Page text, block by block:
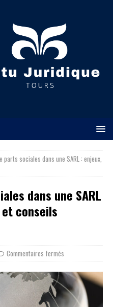
parts sociales dans une SARL : enjeux,
dans une SARL
conseils
Commentaires fermés